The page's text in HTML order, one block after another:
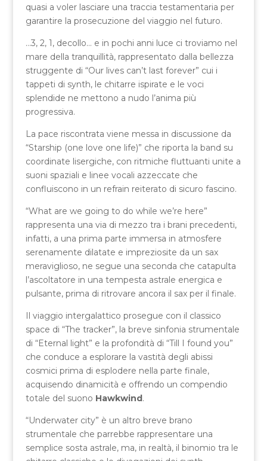
quasi a voler lasciare una traccia testamentaria per
garantire la prosecuzione del viaggio nel futuro.
…3, 2, 1, decollo… e in pochi anni luce ci troviamo nel
mare della tranquillità, rappresentato dalla bellezza
struggente di “Our lives can’t last forever” cui i
tappeti di synth, le chitarre ispirate e le voci
splendide ne mettono a nudo l’anima più
progressiva.
La pace riscontrata viene messa in discussione da
“Starship (one love one life)” che riporta la band su
coordinate lisergiche, con ritmiche fluttuanti unite a
suoni spaziali e linee vocali azzeccate che
confluiscono in un refrain reiterato di sicuro fascino.
“What are we going to do while we’re here”
rappresenta una via di mezzo tra i brani precedenti,
infatti, a una prima parte immersa in atmosfere
serenamente dilatate e impreziosite da un sax
meraviglioso, ne segue una seconda che catapulta
l’ascoltatore in una tempesta astrale energica e
pulsante, prima di ritrovare ancora il sax per il finale.
Il viaggio intergalattico prosegue con il classico
space di “The tracker”, la breve sinfonia strumentale
di “Eternal light” e la profondità di “Till I found you”
che conduce a esplorare la vastità degli abissi
cosmici prima di esplodere nella parte finale,
acquisendo dinamicità e offrendo un compendio
totale del suono Hawkwind.
“Underwater city” è un altro breve brano
strumentale che parrebbe rappresentare una
semplice sosta astrale, ma, in realtà, il binomio tra le